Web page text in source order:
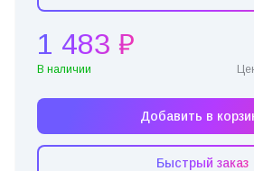
1 483 ₽
В наличии
Добавить в
Быстрый заказ